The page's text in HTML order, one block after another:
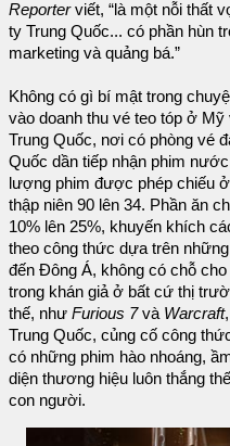
Reporterviết, “là một nỗi thất
ty Trung Quốc... có phần hùn
marketing và quảng bá.”
Không có gì bí mật trong
vào doanh thu vé teo tóp ở
Trung Quốc, nơi có phòng vé
Quốc dần tiếp nhận phim
lượng phim được phép chiếu
thập niên 90 lên 34. Phần ăn
10% lên 25%, khuyến khích
theo công thức dựa trên
đến Đông Á, không có chỗ
trong khán giả ở bất cứ thị
thế, như Furious 7và Warcraft
Trung Quốc, củng cố công
có những phim hào nhoáng,
diện thương hiệu luôn thắng
con người.